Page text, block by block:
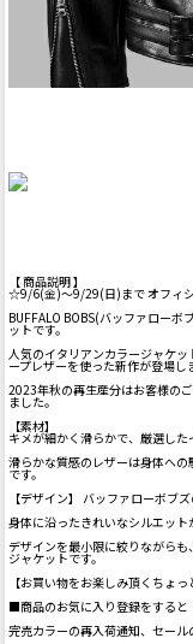
【 商品説明 】
☆9/6(金)～9/29(日)まで オフィ
BUFFALO BOBS(バッファロー
ットです。
人気のイタリアンカラージャケ
ープレザーを使った新作が登場し
2023年秋の再生産分はお客様の
ました。
【素材】
キメが細かく滑らかで、厳選した
滑らかな質感のレザーは身体へ
です。
【デザイン】 バッファローボブ
身体に沿ったきれいなシルエット
デザインを最小限に絞りながら
ジャケットです。
【お買い物をお楽しみ頂くちょっ
■商品のお気に入り登録をすると
完売カラーの再入荷通知、セール